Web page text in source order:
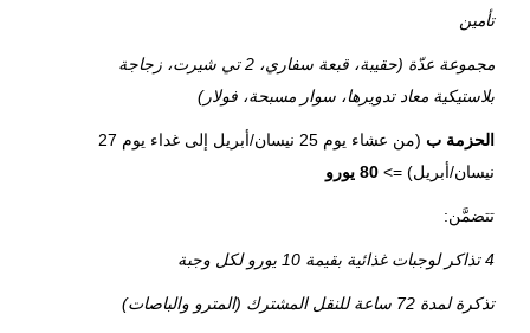
تأمين
مجموعة عدّة (حقيبة، قبعة سفاري، 2 تي شيرت، زجاجة
بلاستيكية معاد تدويرها، سوار مسبحة، فولار)
الحزمة ب
(من عشاء يوم 25 نيسان/أبريل إلى غداء يوم 27
نيسان/أبريل) => 80 يورو
تتضمَّن:
4 تذاكر لوجبات غذائية بقيمة 10 يورو لكل وجبة
تذكرة لمدة 72 ساعة للنقل المشترك (المترو والباصات)